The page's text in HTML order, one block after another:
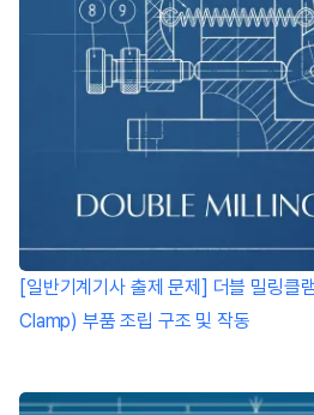
[일반기계기사 출제 문제] 더블 밀링
Clamp) 부품 조립 구조 및 작동